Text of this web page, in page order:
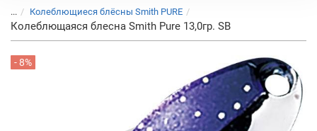
... Колеблющиеся блёсны Smith PURE
Колеблющаяся блесна Smith Pure 13,0гр. SB
- 8%